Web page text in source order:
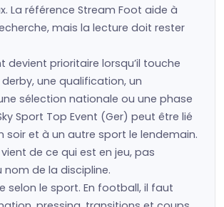
La référence Stream Foot aide à
mais la lecture doit rester
devient prioritaire lorsqu’il touche
une qualification, un
sélection nationale ou une phase
Sport Top Event (Ger) peut être lié
soir et à un autre sport le lendemain.
de ce qui est en jeu, pas
nom de la discipline.
selon le sport. En football, il faut